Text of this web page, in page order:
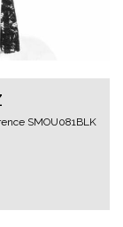
SMOU081BLK